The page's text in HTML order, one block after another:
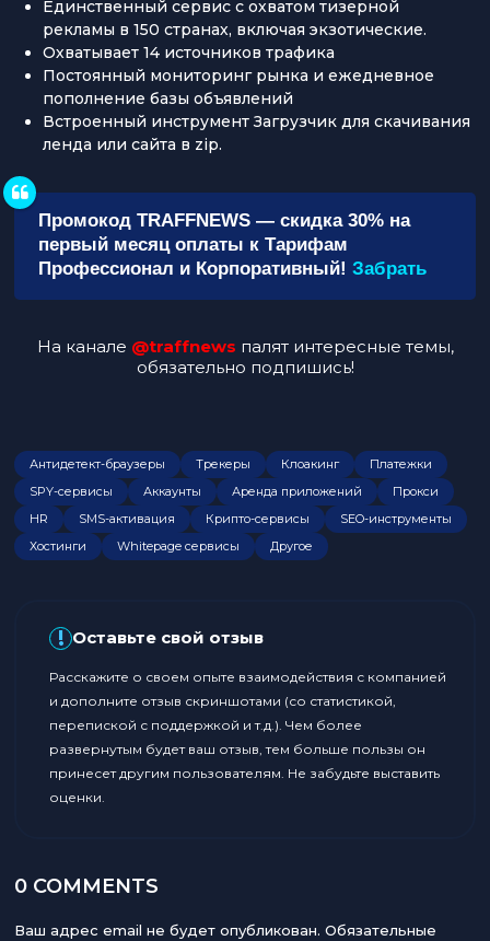
Единственный сервис с охватом тизерной
рекламы в 150 странах, включая экзотические.
Охватывает 14 источников трафика
Постоянный мониторинг рынка и ежедневное
пополнение базы объявлений
Встроенный инструмент Загрузчик для скачивания
ленда или сайта в zip.
Промокод TRAFFNEWS — скидка 30% на
первый месяц оплаты к Тарифам
Профессионал и Корпоративный! Забрать
На канале @traffnews палят интересные темы,
обязательно подпишись!
Антидетект-браузеры Трекеры Клоакинг
Платежки
SPY-сервисы
Аккаунты Аренда приложений
Прокси
HR
SMS-активация Крипто-сервисы
SEO-инструменты
Хостинги
Whitepage сервисы Другое
! Оставьте свой отзыв
Расскажите о своем опыте взаимодействия с компанией
и дополните отзыв скриншотами (со статистикой,
перепиской с поддержкой и т.д.). Чем более
развернутым будет ваш отзыв, тем больше пользы он
принесет другим пользователям. Не забудьте выставить
оценки.
0 COMMENTS
Ваш адрес email не будет опубликован. Обязательные